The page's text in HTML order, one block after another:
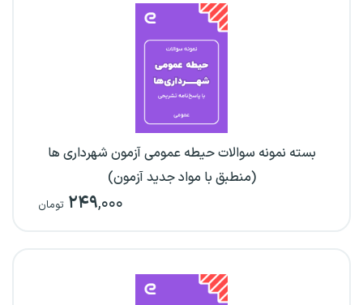
بسته نمونه سوالات حیطه عمومی آزمون شهرداری ها
(منطبق با مواد جدید آزمون)
۲۴۹,۰۰۰ تومان